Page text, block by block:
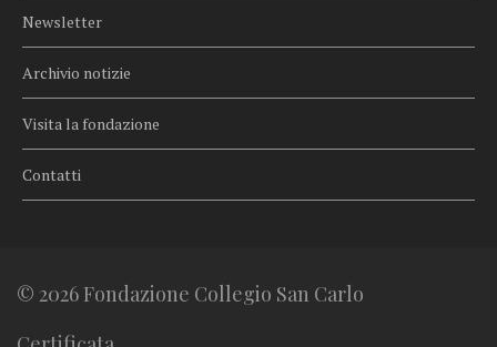
Newsletter
Archivio notizie
Visita la fondazione
Contatti
© 2026 Fondazione Collegio San Carlo